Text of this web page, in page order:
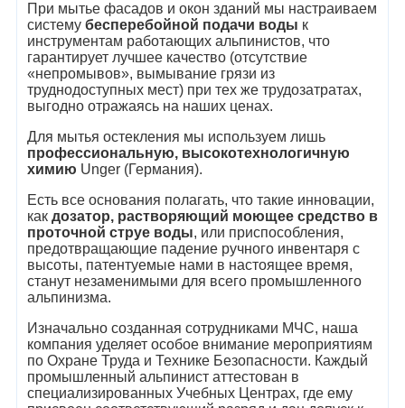
При мытье фасадов и окон зданий мы настраиваем
систему бесперебойной подачи воды к
инструментам работающих альпинистов, что
гарантирует лучшее качество (отсутствие
«непромывов», вымывание грязи из
труднодоступных мест) при тех же трудозатратах,
выгодно отражаясь на наших ценах.
Для мытья остекления мы используем лишь
профессиональную, высокотехнологичную
химию Unger (Германия).
Есть все основания полагать, что такие инновации,
как дозатор, растворяющий моющее средство в
проточной струе воды, или приспособления,
предотвращающие падение ручного инвентаря с
высоты, патентуемые нами в настоящее время,
станут незаменимыми для всего промышленного
альпинизма.
Изначально созданная сотрудниками МЧС, наша
компания уделяет особое внимание мероприятиям
по Охране Труда и Технике Безопасности. Каждый
промышленный альпинист аттестован в
специализированных Учебных Центрах, где ему